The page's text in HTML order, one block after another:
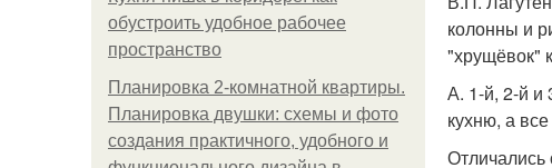
обустроить удобное рабочее
пространство
Планировка 2-комнатной квартиры.
Планировка двушки: схемы и фото
создания практичного, удобного и
колонны и
"хрущёвок"
А. 1-й, 2-й и
кухню, а